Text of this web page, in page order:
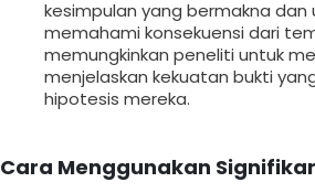
kesimpulan yang bermakna dan
memahami konsekuensi dari
memungkinkan peneliti untuk
menjelaskan kekuatan bukti
hipotesis mereka.
Cara Menggunakan